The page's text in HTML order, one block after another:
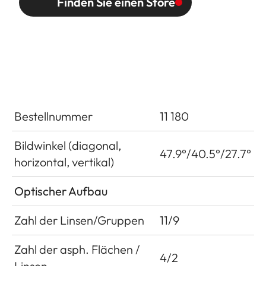
Bestellnummer
11 180
Bildwinkel (diagonal,
horizontal, vertikal)
47.9°/40.5°/27.7°
Optischer Aufbau
Zahl der Linsen/Gruppen
11/9
Zahl der asph. Flächen /
Linsen
4/2